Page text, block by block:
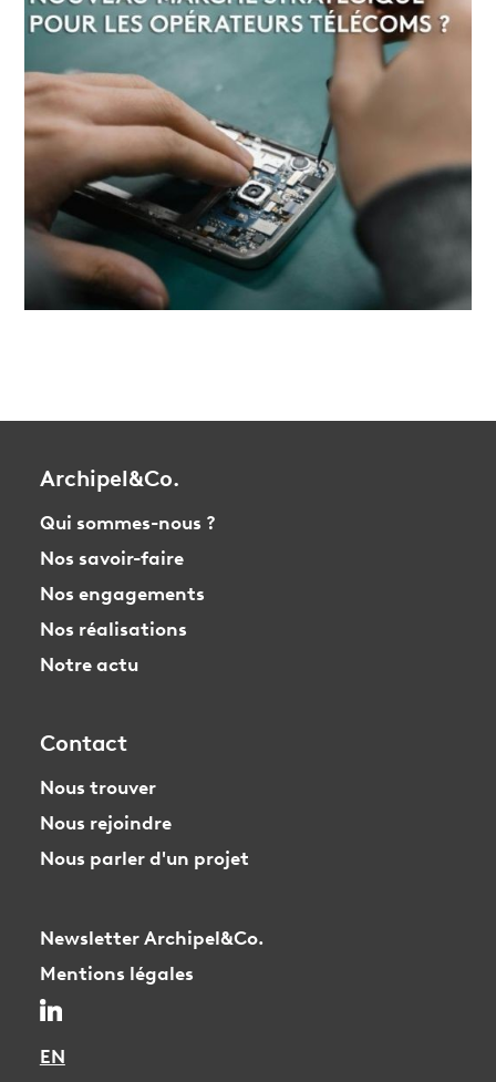
Archipel&Co.
Qui sommes-nous ?
Nos savoir-faire
Nos engagements
Nos réalisations
Notre actu
Contact
Nous trouver
Nous rejoindre
Nous parler d'un projet
Newsletter Archipel&Co.
Mentions légales
EN